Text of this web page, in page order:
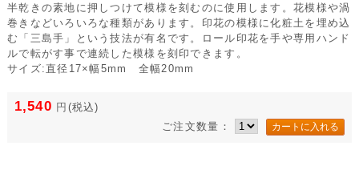
半乾きの素地に押しつけて模様を刻むのに使用します。花模様や渦
巻きなどいろいろな種類があります。印花の模様に化粧土を埋め込
む「三島手」という技法が有名です。ロール印花を手や専用ハンド
ルで転がす事で連続した模様を刻印できます。
サイズ:直径17×幅5mm 全幅20mm
1,540 円 (税込)
ご注文数量：